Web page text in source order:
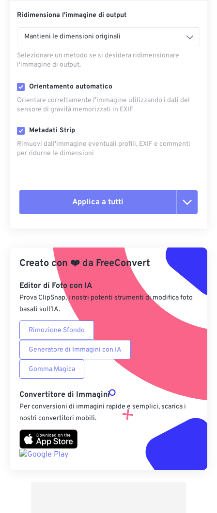
Ridimensiona l'immagine di output
Mantieni le dimensioni originali
Selezionare un metodo se si desidera ridimensionare
l'immagine di output.
Orientamento automatico
Orientare correttamente l'immagine utilizzando i dati del
sensore di gravità memorizzati in EXIF
Metadati Strip
Rimuovi dall'immagine eventuali profili, EXIF ​​e commenti
per ridurne le dimensioni
Applica a tutti
Applica da preimpostazione
Salva come predefinito
Creato con ❤️ da FreeConvert
Editor di Foto con IA
Prova ClipSnap, i nostri potenti strumenti di modifica foto
basati sull’IA.
Rimozione Sfondo
Generatore di Immagini con IA
Gomma Magica
Convertitore di Immagini
Per conversioni di immagini rapide e semplici, scarica i
nostri convertitori mobili.